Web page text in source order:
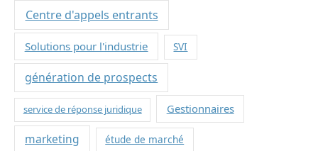
Centre d'appels entrants
Solutions pour l'industrie SVI
génération de prospects
service de réponse juridique Gestionnaires
marketing étude de marché